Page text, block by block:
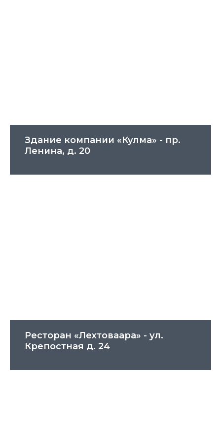
Здание компании «Кулма» - пр.
Ленина, д. 20
Ресторан «Лехтоваара» - ул.
Крепостная д. 24